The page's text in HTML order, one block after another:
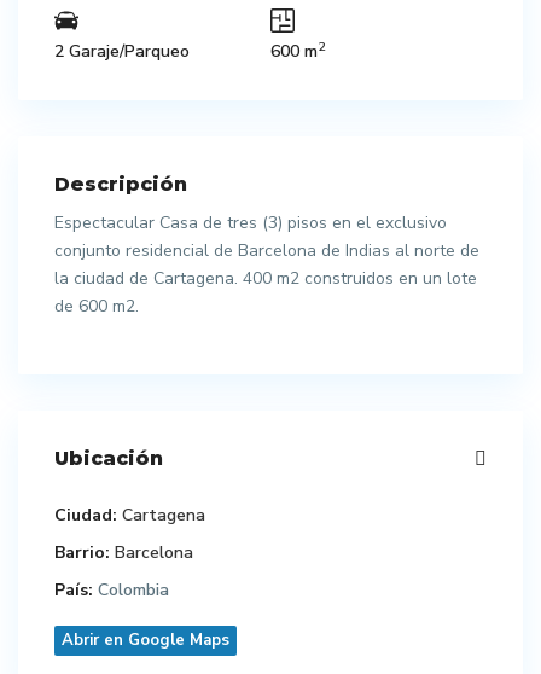
2 Garaje/Parqueo 600 m2
Descripción
Espectacular Casa de tres (3) pisos en el exclusivo
conjunto residencial de Barcelona de Indias al norte de
la ciudad de Cartagena. 400 m2 construidos en un lote
de 600 m2.
Ubicación
Ciudad: Cartagena
Barrio: Barcelona
País: Colombia
Abrir en Google Maps